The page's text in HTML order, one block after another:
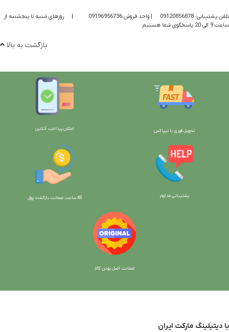
تلفن پشتیبانی: 09120856878 | واحد فروش:09196956736
روزهای شنبه تا پنجشنبه از
ساعت 9 الی 20 پاسخگوی شما هستیم
بازگشت به بالا
تحویل فوری با تیپاکس امکان پرداخت آنلاین
پشتیبانی مداوم 48 ساعت ضمانت بازگش ت پول
ضمانت اصل بودن کالا
با دیتیلینگ مارکت ایران